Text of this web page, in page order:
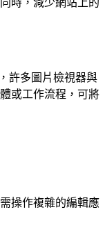
時，減少網站上的
許多圖片檢視器與
或工作流程，可將
操作複雜的編輯應